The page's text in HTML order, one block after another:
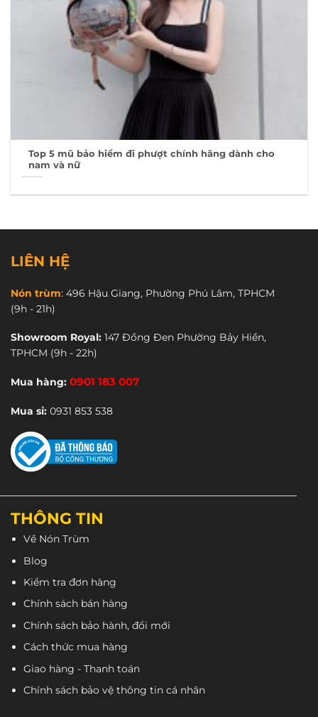
Top 5 mũ bảo hiểm đi phượt chính hãng dành cho
nam và nữ
LIÊN HỆ
Nón trùm: 496 Hậu Giang, Phường Phú Lâm, TPHCM
(9h - 21h)
Showroom Royal: 147 Đồng Đen Phường Bảy Hiền,
TPHCM (9h - 22h)
Mua hàng: 0901 183 007
Mua sỉ: 0931 853 538
THÔNG TIN
Về Nón Trùm
Blog
Kiểm tra đơn hàng
Chính sách bán hàng
Chính sách bảo hành, đổi mới
Cách thức mua hàng
Giao hàng - Thanh toán
Chính sách bảo vệ thông tin cá nhân